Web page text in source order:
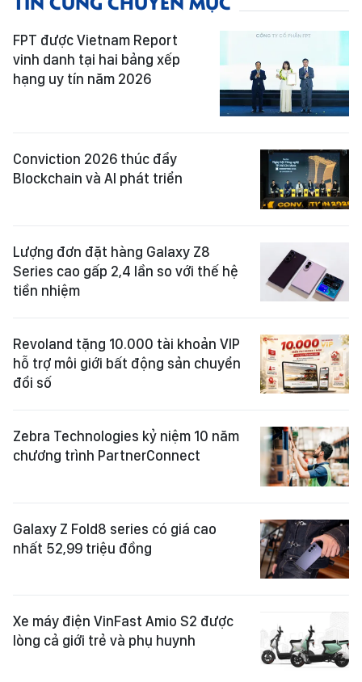
FPT được Vietnam Report
vinh danh tại hai bảng xếp
hạng uy tín năm 2026
Conviction 2026 thúc đẩy
Blockchain và AI phát triển
Lượng đơn đặt hàng Galaxy Z8
Series cao gấp 2,4 lần so với thế hệ
tiền nhiệm
Revoland tặng 10.000 tài khoản VIP
hỗ trợ môi giới bất động sản chuyển
đổi số
Zebra Technologies kỷ niệm 10 năm
chương trình PartnerConnect
Galaxy Z Fold8 series có giá cao
nhất 52,99 triệu đồng
Xe máy điện VinFast Amio S2 được
lòng cả giới trẻ và phụ huynh